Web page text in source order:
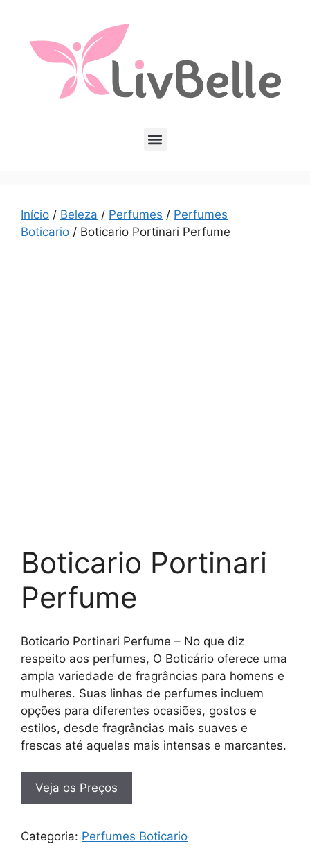
Início / Beleza / Perfumes / Perfumes
Boticario / Boticario Portinari Perfume
Boticario Portinari
Perfume
Boticario Portinari Perfume – No que diz
respeito aos perfumes, O Boticário oferece uma
ampla variedade de fragrâncias para homens e
mulheres. Suas linhas de perfumes incluem
opções para diferentes ocasiões, gostos e
estilos, desde fragrâncias mais suaves e
frescas até aquelas mais intensas e marcantes.
Veja os Preços
Categoria: Perfumes Boticario